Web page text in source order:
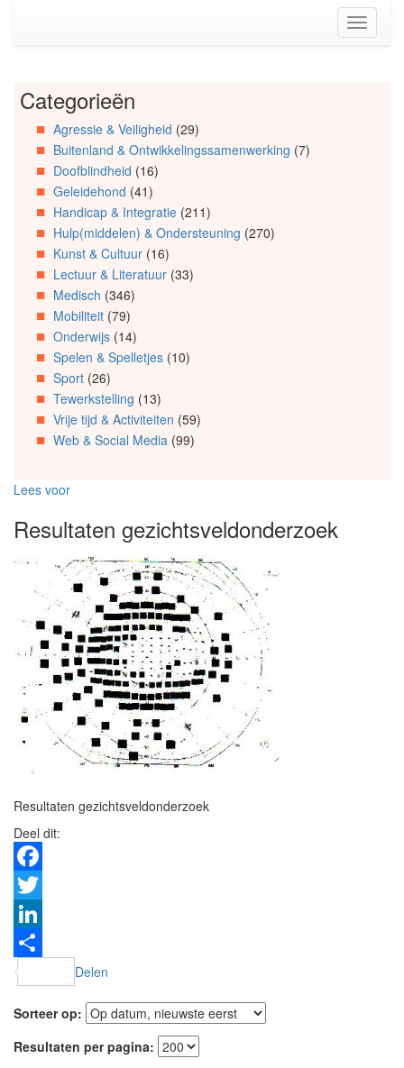
primaire
(Accesskey
Toggle
Spring
Artikels
Spring
naar
Info
Spring
Organisaties
Spring
naar
Social
media
Categorieën
Agressie & Veiligheid (29)
Buitenland & Ontwikkelingssamenwerking (7)
Doofblindheid (16)
Geleidehond (41)
Handicap & Integratie(211)
Hulp(middelen) & Ondersteuning (270)
Kunst & Cultuur(16)
Lectuur & Literatuur(33)
Medisch (346)
Mobiliteit(79)
Onderwijs(14)
Spelen & Spelletjes(10)
Sport(26)
Tewerkstelling (13)
Vrije tijd & Activiteiten (59)
Web & Social Media(99)
Lees voor
Resultaten gezichtsveldonderzoek
Resultaten gezichtsveldonderzoek
Deel dit:
Facebook
Twitter
LinkedIn
Delen
Sorteer op:
Resultaten per pagina: